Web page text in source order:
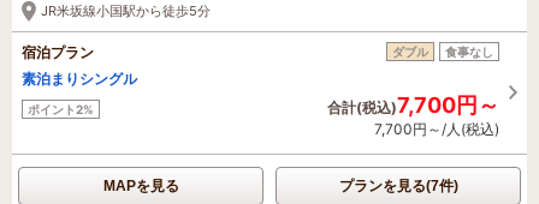
JR米坂線小国駅から徒歩5分
宿泊プラン ダブル 食事なし
素泊まりシングル
ポイント2% 合計(税込)7,700円～
7,700円～/人(税込)
MAPを見る プランを見る(7件)